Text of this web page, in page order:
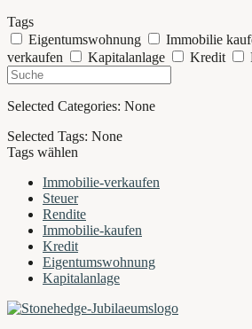
Tags
Eigentumswohnung
Immobilie
verkaufen
Kapitalanlage Kredit
Selected Categories: None
Selected Tags: None
Tags wählen
Immobilie-verkaufen
Steuer
Rendite
Immobilie-kaufen
Kredit
Eigentumswohnung
Kapitalanlage